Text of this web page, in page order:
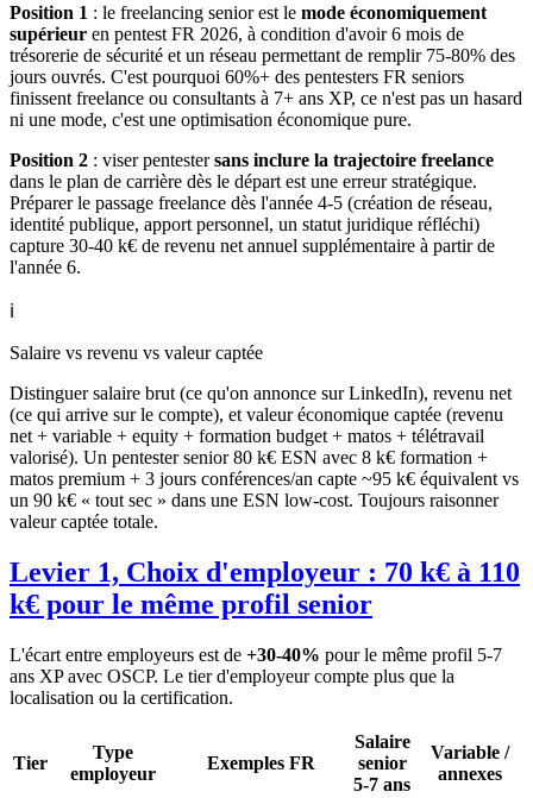
Position 1 : le freelancing senior est le mode économiquement
supérieur en pentest FR 2026, à condition d'avoir 6 mois de
trésorerie de sécurité et un réseau permettant de remplir 75-80% des
jours ouvrés. C'est pourquoi 60%+ des pentesters FR seniors
finissent freelance ou consultants à 7+ ans XP, ce n'est pas un hasard
ni une mode, c'est une optimisation économique pure.
Position 2 : viser pentestersans inclure la trajectoire freelance
dans le plan de carrière dès le départ est une erreur stratégique.
Préparer le passage freelance dès l'année 4-5 (création de réseau,
identité publique, apport personnel, un statut juridique réfléchi)
capture 30-40 k€ de revenu net annuel supplémentaire à partir de
l'année 6.
ℹ️
Salaire vs revenu vs valeur captée
Distinguer salaire brut (ce qu'on annonce sur LinkedIn), revenu net
(ce qui arrive sur le compte), et valeur économique captée (revenu
net + variable + equity + formation budget + matos + télétravail
valorisé). Un pentester senior 80 k€ ESN avec 8 k€ formation +
matos premium + 3 jours conférences/an capte ~95 k€ équivalent vs
un 90 k€ « tout sec » dans une ESN low-cost. Toujours raisonner
valeur captée totale.
Levier 1, Choix d'employeur : 70 k€ à 110
k€ pour le même profil senior
L'écart entre employeurs est de +30-40% pour le même profil 5-7
ans XP avec OSCP. Le tier d'employeur compte plus que la
localisation ou la certification.
Tier
Type
employeur
Exemples FR
Salaire
senior
5-7 ans
Variable /
annexes